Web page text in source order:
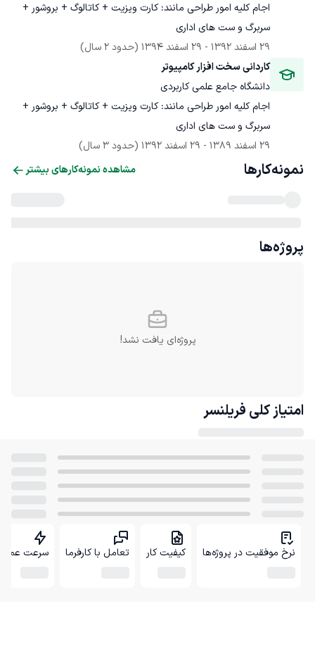
اجام کلیه امور طراحی مانند: کارت ویزیت + کاتالوگ + بروشور +
سربرگ و ست های اداری
29 اسفند 1392
- 29 اسفند 1394
(حدود 2 سال)
کاردانی سخت افزار کامپیوتر
دانشگاه جامع علمی کاربردی
اجام کلیه امور طراحی مانند: کارت ویزیت + کاتالوگ + بروشور +
سربرگ و ست های اداری
29 اسفند 1389
- 29 اسفند 1392 (حدود 3 سال)
نمونه‌کارها مشاهده نمونه‌کارهای بیشتر
پروژه‌ها
پروژه‌ای یافت نشد!
امتیاز کلی فریلنسر
نرخ موفقیت در پروژه‌ها کیفیت کار تعامل با کارفرما سرعت عمل